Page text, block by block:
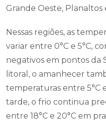
Grande Oeste, Planaltos
Nessas regiões, as
variar entre 0°C e 5°C,
negativos em pontos da
litoral, o amanhecer
temperaturas entre 5°C
tarde, o frio continua
entre 18°C e 20°C em